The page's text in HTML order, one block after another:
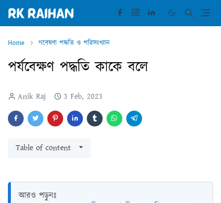
Home গবেষণা পদ্ধতি ও পরিসংখ্যান
পর্যবেক্ষণ পদ্ধতি কাকে বলে
Anik Raj 3 Feb, 2023
Table of content
আরও পড়ুনঃ